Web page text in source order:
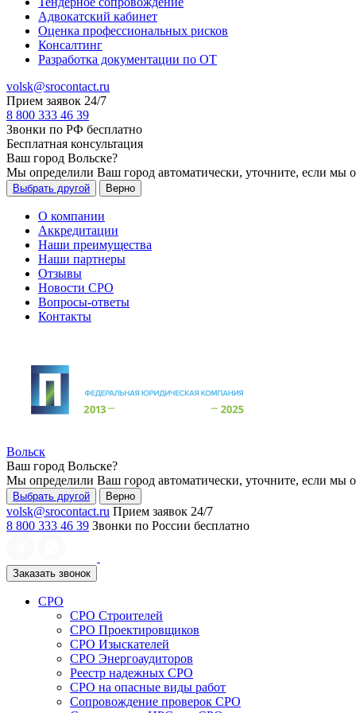
Адвокатский кабинет
Оценка профессиональных рисков
Консалтинг
Разработка документации по ОТ
volsk@srocontact.ru
Прием заявок 24/7
8 800 333 46 39
Звонки по РФ бесплатно
Бесплатная консультация
Ваш город Вольске?
Мы определили Ваш город автоматически, уточните, если мы
Выбрать другой Верно
О компании
Аккредитации
Наши преимущества
Наши партнеры
Отзывы
Новости СРО
Вопросы-ответы
Контакты
Вольск
Ваш город Вольске?
Мы определили Ваш город автоматически, уточните, если мы
Выбрать другой Верно
volsk@srocontact.ru Прием заявок 24/7
8 800 333 46 39 Звонки по России бесплатно
Заказать звонок
СРО
СРО Строителей
СРО Проектировщиков
СРО Изыскателей
СРО Энергоаудиторов
Реестр надежных СРО
СРО на опасные виды работ
Сопровождение проверок СРО